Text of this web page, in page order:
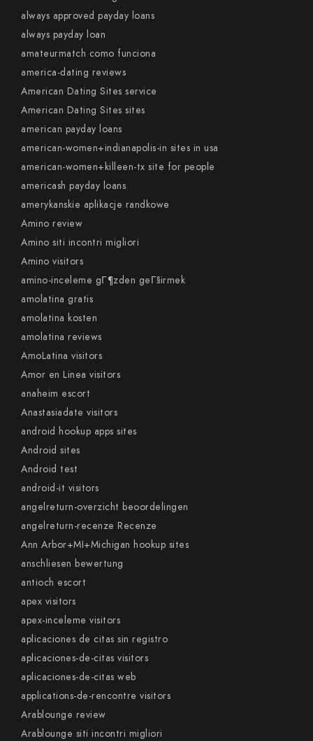
always approved payday loans
always payday loan
amateurmatch como funciona
america-dating reviews
American Dating Sites service
American Dating Sites sites
american payday loans
american-women+indianapolis-in sites in usa
american-women+killeen-tx site for people
americash payday loans
amerykanskie aplikacje randkowe
Amino review
Amino siti incontri migliori
Amino visitors
amino-inceleme gГ¶zden geГ§irmek
amolatina gratis
amolatina kosten
amolatina reviews
AmoLatina visitors
Amor en Linea visitors
anaheim escort
Anastasiadate visitors
android hookup apps sites
Android sites
Android test
android-it visitors
angelreturn-overzicht beoordelingen
angelreturn-recenze Recenze
Ann Arbor+MI+Michigan hookup sites
anschliesen bewertung
antioch escort
apex visitors
apex-inceleme visitors
aplicaciones de citas sin registro
aplicaciones-de-citas visitors
aplicaciones-de-citas web
applications-de-rencontre visitors
Arablounge review
Arablounge siti incontri migliori